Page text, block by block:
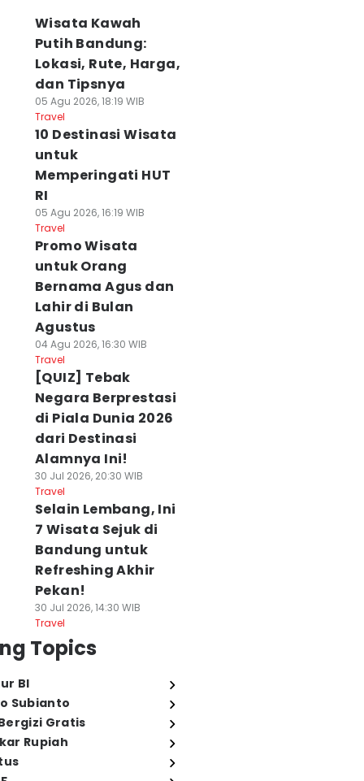
Wisata Kawah
Putih Bandung:
Lokasi, Rute, Harga,
dan Tipsnya
05 Agu 2026, 18:19 WIB
Travel
10 Destinasi Wisata
untuk
Memperingati HUT
RI
05 Agu 2026, 16:19 WIB
Travel
Promo Wisata
untuk Orang
Bernama Agus dan
Lahir di Bulan
Agustus
04 Agu 2026, 16:30 WIB
Travel
[QUIZ] Tebak
Negara Berprestasi
di Piala Dunia 2026
dari Destinasi
Alamnya Ini!
30 Jul 2026, 20:30 WIB
Travel
Selain Lembang, Ini
7 Wisata Sejuk di
Bandung untuk
Refreshing Akhir
Pekan!
30 Jul 2026, 14:30 WIB
Travel
Topics
BI
Subianto
Gratis
Rupiah